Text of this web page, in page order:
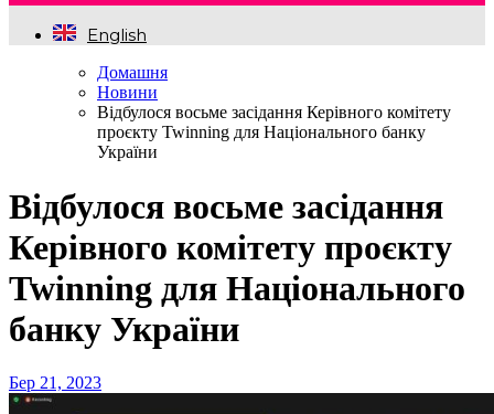
English
Домашня
Новини
Відбулося восьме засідання Керівного комітету
проєкту Twinning для Національного банку
України
Відбулося восьме засідання
Керівного комітету проєкту
Twinning для Національного
банку України
Бер 21, 2023